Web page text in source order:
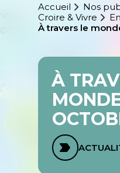
Accueil
Nos
Croire & Vivre
À travers le
À